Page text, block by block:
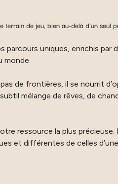
de jeu, bien au-delà d’un seul
parcours uniques, enrichis par
monde.
de frontières, il se nourrit
mélange de rêves, de
ressource la plus précieuse.
et différentes de celles